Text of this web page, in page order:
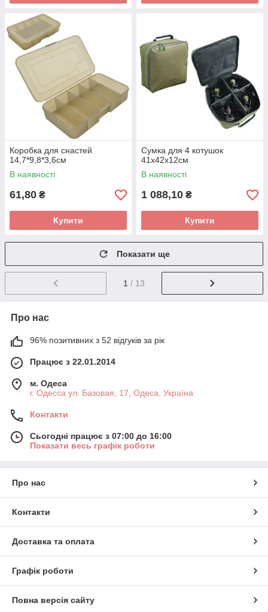
Коробка для снастей
14,7*9,8*3,6см
В наявності
61,80 ₴
Купити
Сумка для 4 котушок
41х42х12см
В наявності
1 088,10 ₴
Купити
Показати ще
1 / 13
Про нас
96% позитивних з 52 відгуків за рік
Працює з 22.01.2014
м. Одеса
г. Одесса ул. Базовая, 17, Одеса, Україна
Контакти
Сьогодні працює з 07:00 до 16:00
Показати весь графік роботи
Про нас
Контакти
Доставка та оплата
Графік роботи
Повна версія сайту